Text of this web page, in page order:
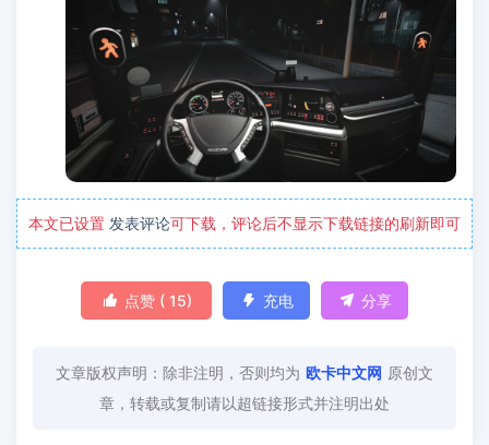
本文已设置 发表评论可下载，评论后不显示下载链接的刷新即可
 点赞 (15)  充电  分享
文章版权声明：除非注明，否则均为 欧卡中文网 原创文
章，转载或复制请以超链接形式并注明出处